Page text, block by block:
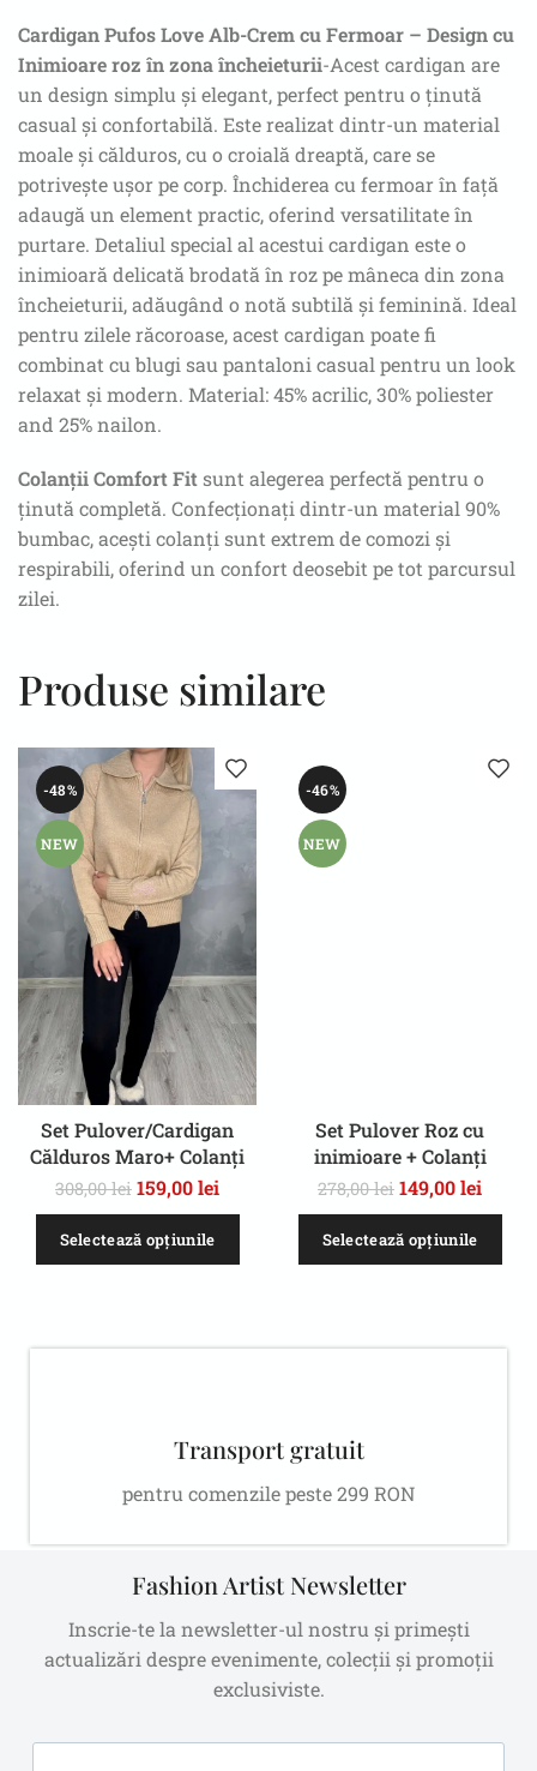
Cardigan Pufos Love Alb-Crem cu Fermoar – Design cu
Inimioare roz în zona încheieturii-Acest cardigan are
un design simplu și elegant, perfect pentru o ținută
casual și confortabilă. Este realizat dintr-un material
moale și călduros, cu o croială dreaptă, care se
potrivește ușor pe corp. Închiderea cu fermoar în față
adaugă un element practic, oferind versatilitate în
purtare. Detaliul special al acestui cardigan este o
inimioară delicată brodată în roz pe mâneca din zona
încheieturii, adăugând o notă subtilă și feminină. Ideal
pentru zilele răcoroase, acest cardigan poate fi
combinat cu blugi sau pantaloni casual pentru un look
relaxat și modern. Material: 45% acrilic, 30% poliester
and 25% nailon.
Colanții Comfort Fit sunt alegerea perfectă pentru o
ținută completă. Confecționați dintr-un material 90%
bumbac, acești colanți sunt extrem de comozi și
respirabili, oferind un confort deosebit pe tot parcursul
zilei.
Produse similare
-48%
NEW
Set Pulover/Cardigan
Călduros Maro+ Colanți
Comozi – Outfit Stylish și
Confortabil la Preț
Promoțional
308,00lei 159,00lei
Selectează opțiunile
-46%
NEW
Set Pulover Roz cu
inimioare + Colanți
Comozi – Outfit Stylish și
Confortabil la Preț
Promoțional
278,00lei 149,00lei
Selectează opțiunile
Transport gratuit
pentru comenzile peste 299 RON
Fashion Artist Newsletter
Inscrie-te la newsletter-ul nostru și primești
actualizări despre evenimente, colecții și promoții
exclusiviste.